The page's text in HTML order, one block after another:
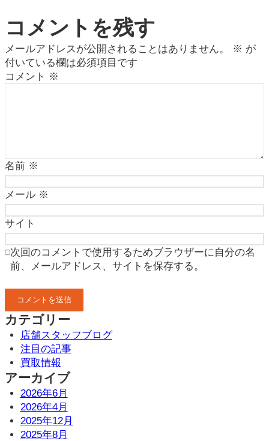
コメントを残す
メールアドレスが公開されることはありません。 ※ が
付いている欄は必須項目です
コメント ※
名前 ※
メール ※
サイト
次回のコメントで使用するためブラウザーに自分の名
前、メールアドレス、サイトを保存する。
カテゴリー
店舗スタッフブログ
注目の記事
買取情報
アーカイブ
2026年6月
2026年4月
2025年12月
2025年8月